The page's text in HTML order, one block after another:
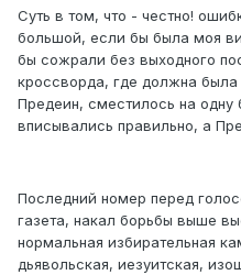
Суть в том, что - честно!
большой, если бы была моя
бы сожрали без выходного
кроссворда, где должна
Предеин, сместилось на одну
вписывались правильно, а
Последний номер перед
газета, накал борьбы выше
нормальная избирательная
дьявольская, иезуитская,